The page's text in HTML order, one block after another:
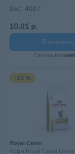
Вес: 400 г
10,01 р.
В корзину
Самовывоз
-15 %
Royal Canin
Корм Royal Canin